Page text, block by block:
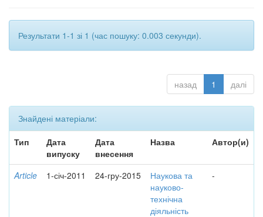
Результати 1-1 зі 1 (час пошуку: 0.003 секунди).
назад 1 далі
Знайдені матеріали:
Тип
Дата
випуску
Дата
внесення
Назва Автор(и)
Article 1-січ-2011 24-гру-2015
Наукова та
науково-
технічна
діяльність
-